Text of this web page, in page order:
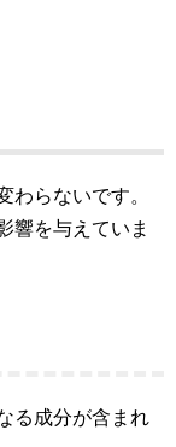
わらないです。
響を与えていま
る成分が含まれ